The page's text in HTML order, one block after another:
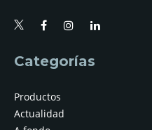
Categorías
Productos
Actualidad